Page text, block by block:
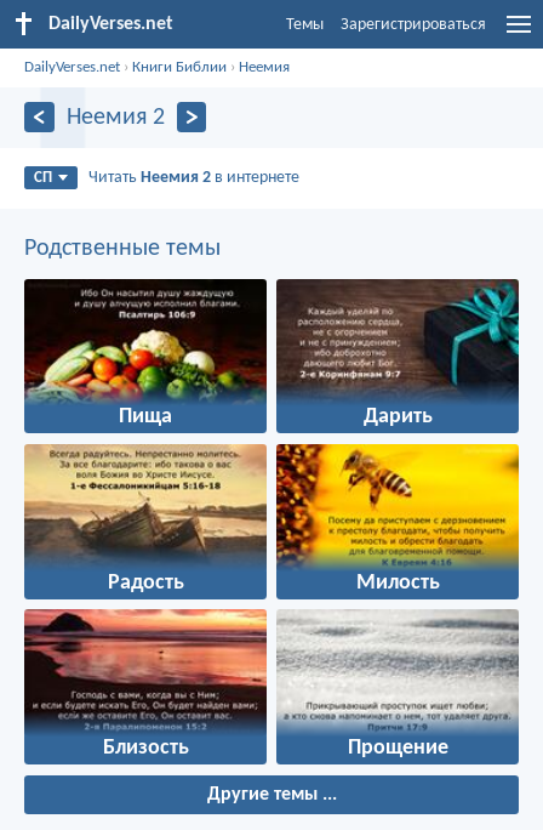
DailyVerses.net Темы Зарегистрироваться
DailyVerses.net ›Книги Библии › Неемия
Неемия 2
СП Читать Неемия 2 в интернете
Родственные темы
Пища Дарить
Радость Милость
Близость Прощение
Другие темы ...